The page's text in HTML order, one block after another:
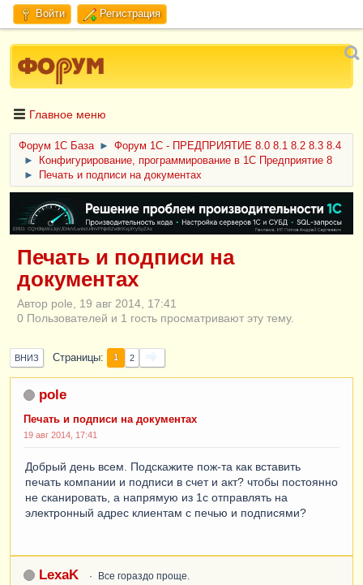
Войти Регистрация
Главное меню
Форум 1C База ►
Форум 1С - ПРЕДПРИЯТИЕ 8.0 8.1 8.2 8.3 8.4
►
Конфигурирование, программирование в 1С Предприятие 8
►
Печать и подписи на документах
ERID: CQH36pWzJqVJD4xVLsnhcU4hVPNjkBZe8KKxjJiYySyZAz
Печать и подписи на
документах
Автор pole, 19 авг 2014, 17:41
0 Пользователей и 1 гость просматривают эту тему.
ВНИЗ Страницы 1 2
pole
Печать и подписи на документах
19 авг 2014, 17:41
Добрый день всем. Подскажите пож-та как вставить
печать компании и подписи в счет и акт? чтобы постоянно
не сканировать, а напрямую из 1с отправлять на
электронный адрес клиентам с печью и подписями?
LexaK Все гораздо проще.